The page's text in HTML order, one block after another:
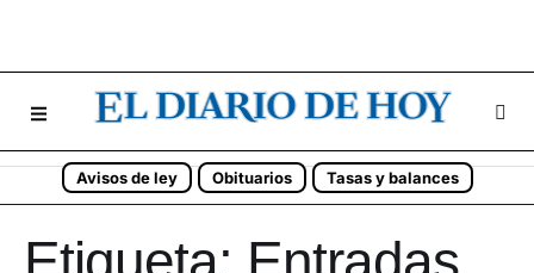
Avisos de ley Obituarios Tasas y balances